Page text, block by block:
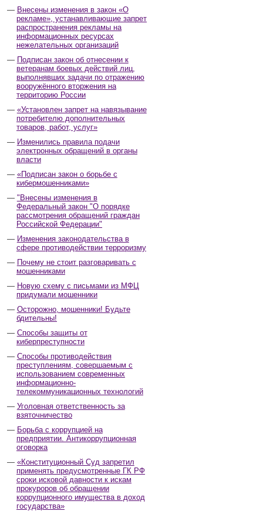
Внесены изменения в закон «О
рекламе», устанавливающие запрет
распространения рекламы на
информационных ресурсах
нежелательных организаций
Подписан закон об отнесении к
ветеранам боевых действий лиц,
выполнявших задачи по отражению
вооружённого вторжения на
территорию России
«Установлен запрет на навязывание
потребителю дополнительных
товаров, работ, услуг»
Изменились правила подачи
электронных обращений в органы
власти
«Подписан закон о борьбе с
кибермошенниками»
"Внесены изменения в
Федеральный закон "О порядке
рассмотрения обращений граждан
Российской Федерации"
Изменения законодательства в
сфере противодействии терроризму
Почему не стоит разговаривать с
мошенниками
Новую схему с письмами из МФЦ
придумали мошенники
Осторожно, мошенники! Будьте
бдительны!
Способы защиты от
киберпреступности
Способы противодействия
преступлениям, совершаемым с
использованием современных
информационно-
телекоммуникационных технологий
Уголовная ответственность за
взяточничество
Борьба с коррупцией на
предприятии. Антикоррупционная
оговорка
«Конституционный Суд запретил
применять предусмотренные ГК РФ
сроки исковой давности к искам
прокуроров об обращении
коррупционного имущества в доход
государства»